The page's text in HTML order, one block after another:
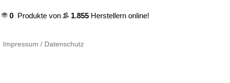
0 Produkte von 1.855 Herstellern online!
Impressum / Datenschutz